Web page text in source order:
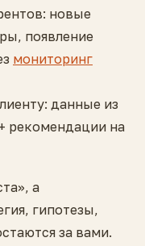
новые
появление
мониторинг
данные из
рекомендации на
а
гипотезы,
за вами.